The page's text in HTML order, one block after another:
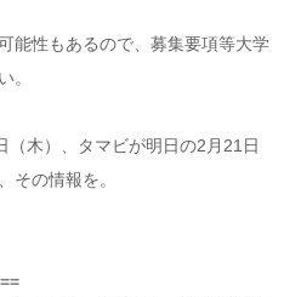
能性もあるので、募集要項等大学
。
（木）、タマビが明日の2月21日
その情報を。